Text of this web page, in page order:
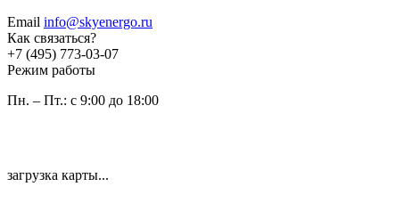
Email info@skyenergo.ru
Как связаться?
+7 (495) 773-03-07
Режим работы
Пн. – Пт.: с 9:00 до 18:00
загрузка карты...